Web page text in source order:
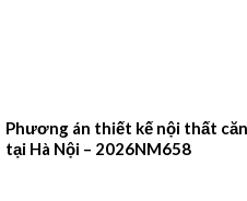
Phương án thiết kế nội thất
tại Hà Nội – 2026NM658